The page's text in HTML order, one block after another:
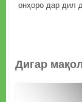
онҳоро дар дил
Дигар